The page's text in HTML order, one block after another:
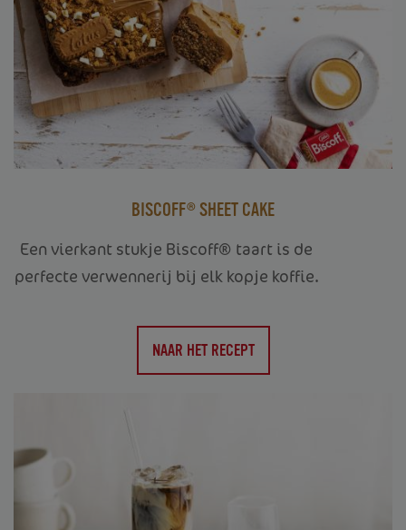
BISCOFF® SHEET CAKE
Een vierkant stukje Biscoff® taart is de
perfecte verwennerij bij elk kopje koffie.
NAAR HET RECEPT